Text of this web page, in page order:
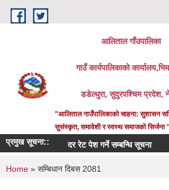
Skip to main content
आलिताल गाँउपालिका
गाउँ कार्यपालिकाको
डडेल्धुरा, सुदुरपश्चिम प्रदेश,
"आलिताल गाउँपालिकाको चाहना: सुशासन
सुसंस्कृत, समावेशी र स्वस्थ समाजको सिर्जना "
प्रमुख सूचना::दर रेट पेश गर्ने सम्बन्धि सूचना
You are here
Home » सम्बिधान दिबस 2081